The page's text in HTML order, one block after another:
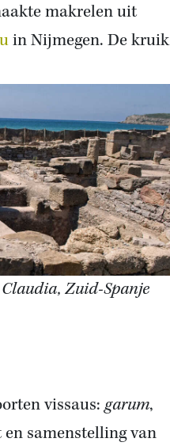
makrelen uit
in Nijmegen. De kruik
Zuid-Spanje
vissaus:garum,
samenstelling van